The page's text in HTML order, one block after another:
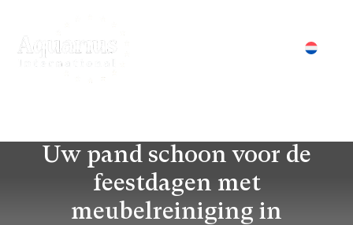
Uw pand schoon voor de
feestdagen met
meubelreiniging in